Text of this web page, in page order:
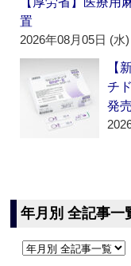
置
2026年08月05日 (水)
【
チ
発
年月別 全記事一